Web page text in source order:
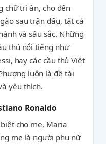
chữ tri ân, cho đến
sau trận đấu, tất cả
và sâu sắc. Những
thủ nổi tiếng như
hay các cầu thủ Việt
luôn là đề tài
yêu thích.
Ronaldo
cho mẹ, Maria
mẹ là người phụ nữ